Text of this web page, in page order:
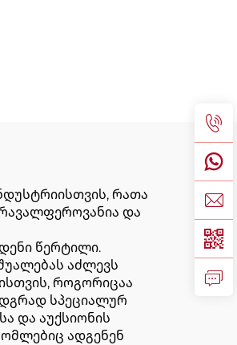
რათა
და
წერტილი.
აძლევს
როგორიცაა
სპეციალურ
და აუქსიონის
ადგენენ